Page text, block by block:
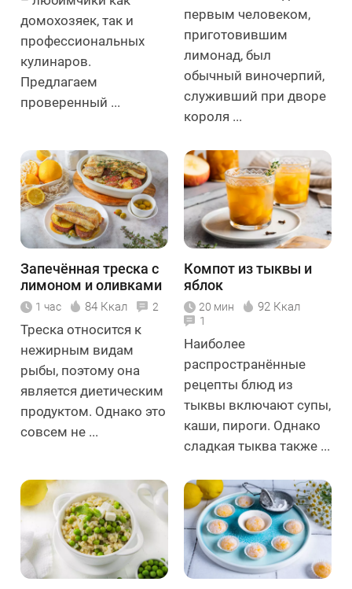
домохозяек, так и
профессиональных
кулинаров.
Предлагаем
проверенный ...
первым человеком,
приготовившим
лимонад, был
обычный виночерпий,
служивший при дворе
короля ...
Запечённая треска с
лимоном и оливками
1 час 84 Ккал 2
Треска относится к
нежирным видам
рыбы, поэтому она
является диетическим
продуктом. Однако это
совсем не ...
Компот из тыквы и
яблок
20 мин 92 Ккал
1
Наиболее
распространённые
рецепты блюд из
тыквы включают супы,
каши, пироги. Однако
сладкая тыква также ...